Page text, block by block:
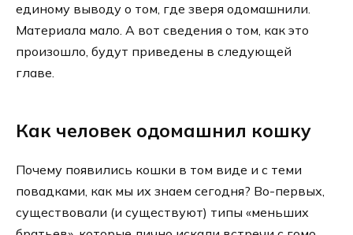
единому выводу о том, где зверя одомашнили.
Материала мало. А вот сведения о том, как это
произошло, будут приведены в следующей
главе.
Как человек одомашнил кошку
Почему появились кошки в том виде и с теми
повадками, как мы их знаем сегодня? Во-первых,
существовали (и существуют) типы «меньших